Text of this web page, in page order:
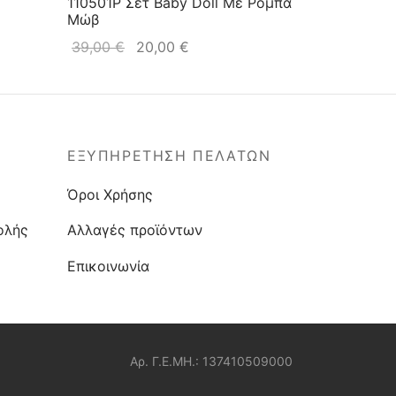
Mώβ
39,00€ 20,00 €
ΕΞΥΠΗΡΕΤΗΣΗ ΠΕΛΑΤΩΝ
Όροι Χρήσης
Αλλαγές προϊόντων
Επικοινωνία
Αρ. Γ.Ε.ΜΗ.: 137410509000